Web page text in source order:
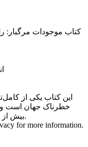
کتاب موجودات مرگبار:
این کتاب یکی از
خطرناک جهان است و
بیش از ۲۰ سال تجربه نویسنده نوشته شده.
for more information.